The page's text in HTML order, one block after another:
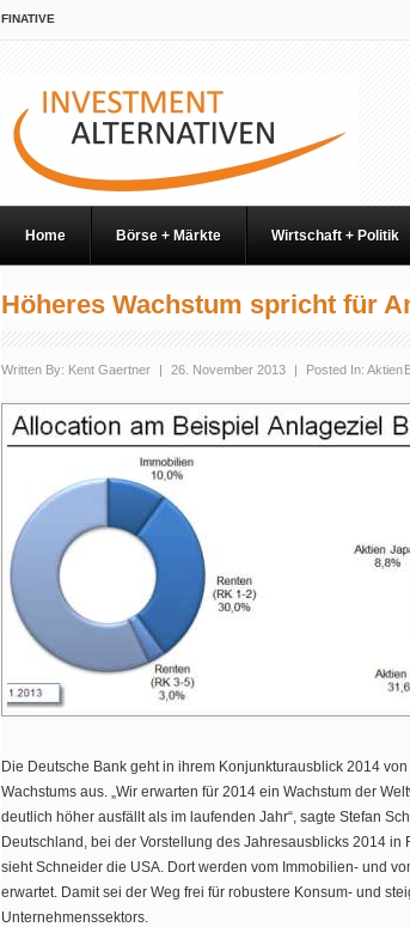
FINATIVE
Home Börse + Märkte Wirtschaft + Politik
Höheres Wachstum spricht für
Written By: Kent Gaertner | 26. November 2013 | Posted In: Aktien
Die Deutsche Bank geht in ihrem Konjunkturausblick 2014
Wachstums aus. „Wir erwarten für 2014 ein Wachstum der
deutlich höher ausfällt als im laufenden Jahr“, sagte Stefan
Deutschland, bei der Vorstellung des Jahresausblicks 2014 in
sieht Schneider die USA. Dort werden vom Immobilien- und
erwartet. Damit sei der Weg frei für robustere Konsum- und
Unternehmenssektors.